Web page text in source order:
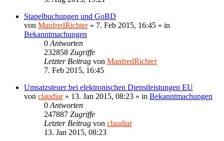
Stapelbuchungen und GoBD
von ManfredRichter» 7. Feb 2015, 16:45 » in
Bekanntmachungen
0 Antworten
232858 Zugriffe
Letzter Beitrag von ManfredRichter
7. Feb 2015, 16:45
Umsatzsteuer bei elektronischen Dienstleistungen EU
von claudiar» 13. Jan 2015, 08:23 » in Bekanntmachungen
0 Antworten
247887 Zugriffe
Letzter Beitrag von claudiar
13. Jan 2015, 08:23